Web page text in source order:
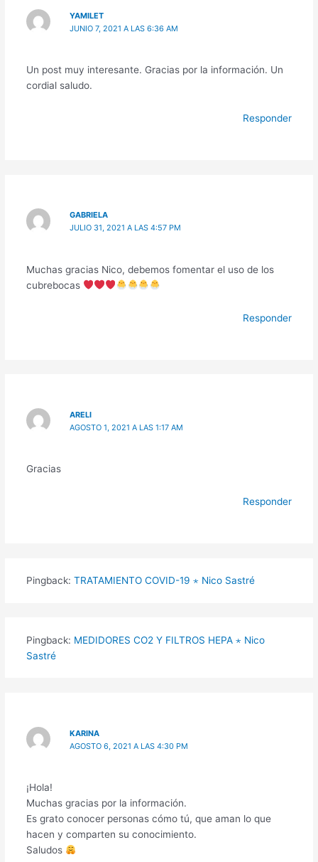
YAMILET
JUNIO 7, 2021 A LAS 6:36 AM
Un post muy interesante. Gracias por la información. Un
cordial saludo.
Responder
GABRIELA
JULIO 31, 2021 A LAS 4:57 PM
Muchas gracias Nico, debemos fomentar el uso de los
cubrebocas
Responder
ARELI
AGOSTO 1, 2021 A LAS 1:17 AM
Gracias
Responder
Pingback: TRATAMIENTO COVID-19 ⋆ Nico Sastré
Pingback: MEDIDORES CO2 Y FILTROS HEPA ⋆ Nico
Sastré
KARINA
AGOSTO 6, 2021 A LAS 4:30 PM
¡Hola!
Muchas gracias por la información.
Es grato conocer personas cómo tú, que aman lo que
hacen y comparten su conocimiento.
Saludos